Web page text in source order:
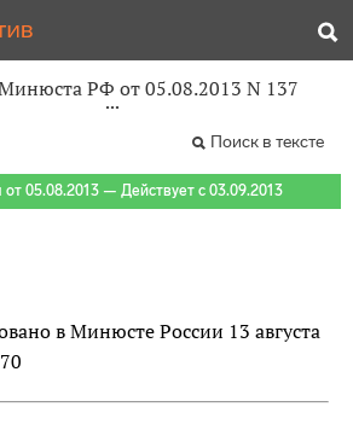
РФ от 05.08.2013 N 137
Поиск в тексте
от 05.08.2013 — Действует с 03.09.2013
в Минюсте России 13 августа